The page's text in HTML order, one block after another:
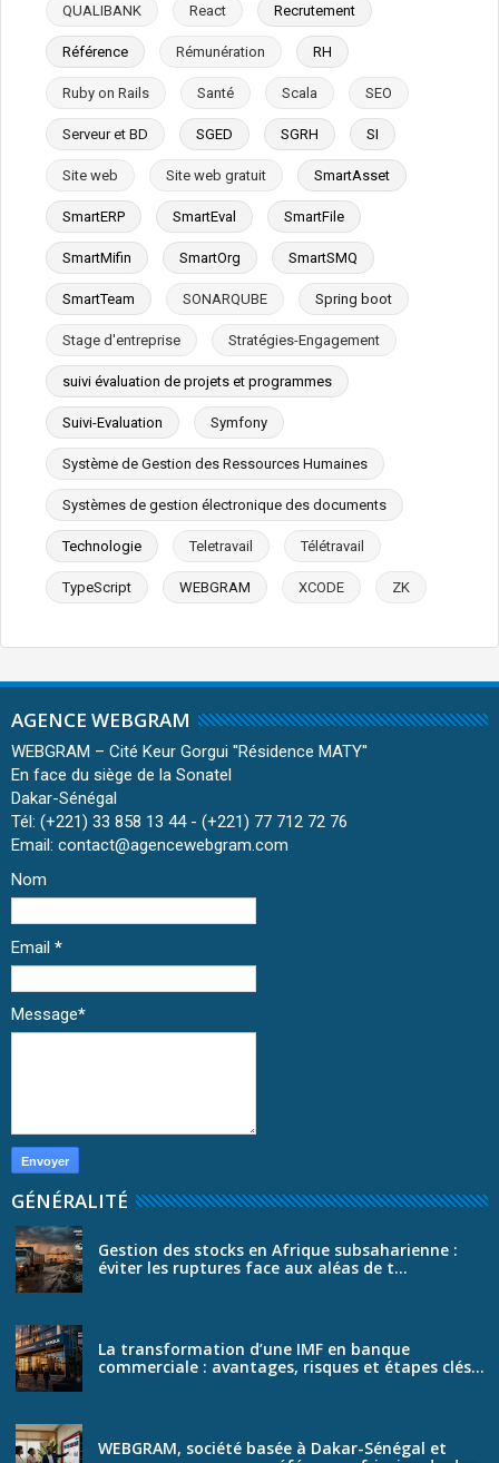
QUALIBANK React Recrutement
Référence Rémunération RH
Ruby on Rails Santé Scala SEO
Serveur et BD SGED SGRH SI
Site web Site web gratuit SmartAsset
SmartERP SmartEval SmartFile
SmartMifin SmartOrg SmartSMQ
SmartTeam SONARQUBE Spring boot
Stage d'entreprise Stratégies-Engagement
suivi évaluation de projets et programmes
Suivi-Evaluation Symfony
Système de Gestion des Ressources Humaines
Systèmes de gestion électronique des documents
Technologie Teletravail Télétravail
TypeScript WEBGRAM XCODE ZK
AGENCE WEBGRAM
WEBGRAM – Cité Keur Gorgui ''Résidence MATY''
En face du siège de la Sonatel
Dakar-Sénégal
Tél: (+221) 33 858 13 44 - (+221) 77 712 72 76
Email: contact@agencewebgram.com
Nom
Email *
Message*
GÉNÉRALITÉ
Gestion des stocks en Afrique subsaharienne :
éviter les ruptures face aux aléas de t...
La transformation d’une IMF en banque
commerciale : avantages, risques et étapes clés...
WEBGRAM, société basée à Dakar-Sénégal et